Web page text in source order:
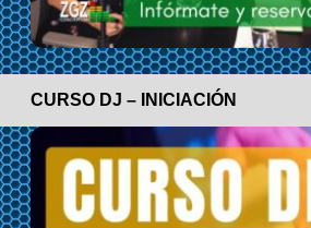
CURSO DJ – INICIACIÓN